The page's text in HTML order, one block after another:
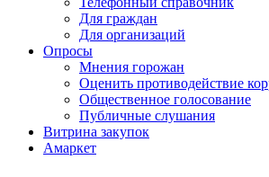
Для граждан
Для организаций
Опросы
Мнения горожан
Оценить противодействие
Общественное голосование
Публичные слушания
Витрина закупок
Амаркет